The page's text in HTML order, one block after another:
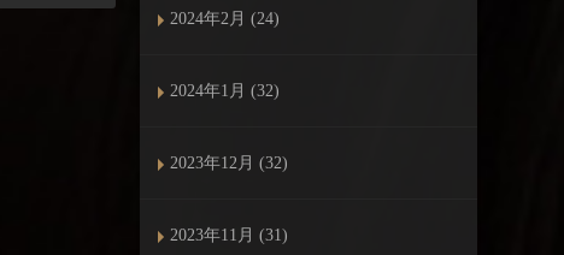
2024年2月 (24)
2024年1月 (32)
2023年12月 (32)
2023年11月 (31)